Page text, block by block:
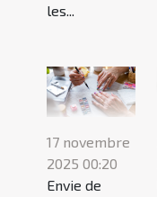
les...
17 novembre
2025 00:20
Envie de